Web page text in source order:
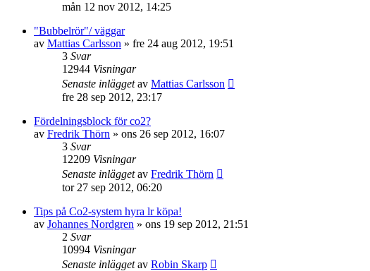
mån 12 nov 2012, 14:25
"Bubbelrör"/ väggar
av Mattias Carlsson » fre 24 aug 2012, 19:51
3 Svar
12944 Visningar
Senaste inläggetav Mattias Carlsson
fre 28 sep 2012, 23:17
Fördelningsblock för co2?
av Fredrik Thörn » ons 26 sep 2012, 16:07
3 Svar
12209 Visningar
Senaste inläggetav Fredrik Thörn
tor 27 sep 2012, 06:20
Tips på Co2-system hyra lr köpa!
av Johannes Nordgren » ons 19 sep 2012, 21:51
2 Svar
10994 Visningar
Senaste inläggetav Robin Skarp